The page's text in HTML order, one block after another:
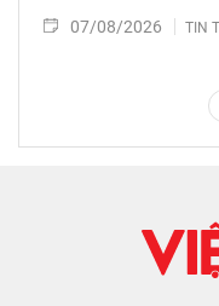
07/08/2026 TIN